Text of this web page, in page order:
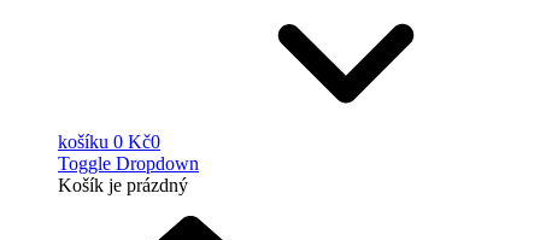
košíku 0 Kč0
Toggle Dropdown
Košík je prázdný